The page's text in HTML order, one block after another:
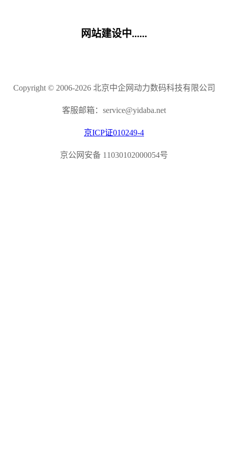
网站建设中......
Copyright © 2006-2026 北京中企网动力数码科技有限公司
客服邮箱：service@yidaba.net
京ICP证010249-4
京公网安备 11030102000054号